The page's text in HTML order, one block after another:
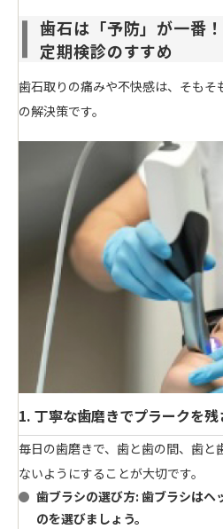
歯石は「予防」が一番
定期検診のすすめ
歯石取りの痛みや不快感は、そもそ
の解決策です。
1. 丁寧な歯磨きでプラークを残
毎日の歯磨きで、歯と歯の間、歯と
ないようにすることが大切です。
歯ブラシの選び方: 歯ブラシはヘ
のを選びましょう。